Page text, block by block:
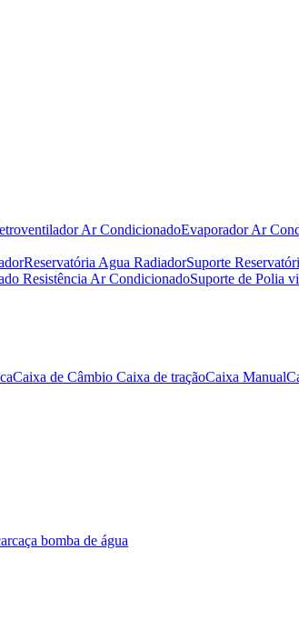
Ar CondicionadoEvaporador Ar
Reservatória Agua RadiadorSuporte
Resistência Ar CondicionadoSuporte de Polia
Caixa de Câmbio Caixa de traçãoCaixa Manual
bomba de água